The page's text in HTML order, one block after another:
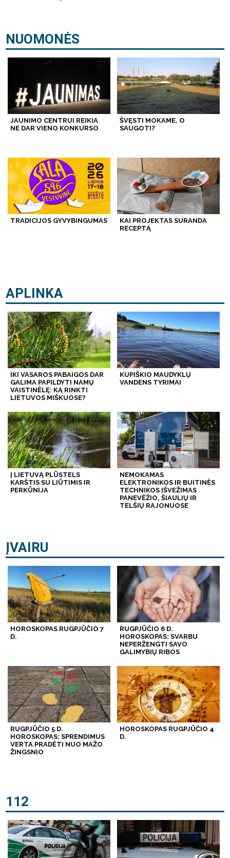
NUOMONĖS
JAUNIMO CENTRUI REIKIA
NE DAR VIENO KONKURSO
ŠVĘSTI MOKAME. O
SAUGOTI?
TRADICIJOS GYVYBINGUMAS
KAI PROJEKTAS SURANDA
RECEPTĄ
APLINKA
IKI VASAROS PABAIGOS DAR
GALIMA PAPILDYTI NAMŲ
VAISTINĖLĘ: KĄ RINKTI
LIETUVOS MIŠKUOSE?
KUPIŠKIO MAUDYKLŲ
VANDENS TYRIMAI
Į LIETUVĄ PLŪSTELS
KARŠTIS SU LIŪTIMIS IR
PERKŪNIJA
NEMOKAMAS
ELEKTRONIKOS IR BUITINĖS
TECHNIKOS IŠVEŽIMAS
PANEVĖŽIO, ŠIAULIŲ IR
TELŠIŲ RAJONUOSE
ĮVAIRU
HOROSKOPAS RUGPJŪČIO 7
D.
RUGPJŪČIO 6 D.
HOROSKOPAS: SVARBU
NEPERŽENGTI SAVO
GALIMYBIŲ RIBOS
RUGPJŪČIO 5 D.
HOROSKOPAS: SPRENDIMUS
VERTA PRADĖTI NUO MAŽO
ŽINGSNIO
HOROSKOPAS RUGPJŪČIO 4
D.
112